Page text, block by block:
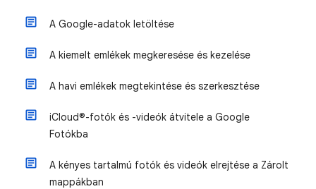
A Google-adatok letöltése
A kiemelt emlékek megkeresése és kezelése
A havi emlékek megtekintése és szerkesztése
iCloud®-fotók és -videók átvitele a Google
Fotókba
A kényes tartalmú fotók és videók elrejtése a Zárolt
mappákban